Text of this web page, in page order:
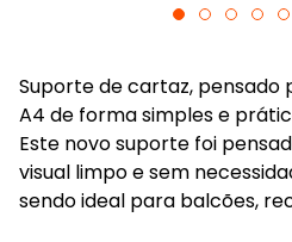
Suporte de cartaz, pensado
A4 de forma simples e
Este novo suporte foi
visual limpo e sem
sendo ideal para balcões,